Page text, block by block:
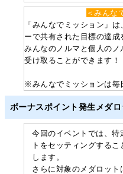
＜みんな
「みんなでミッション」
ーで共有された目標の達成
みんなのノルマと個人の
受け取ることができます！
※みんなでミッションは毎
ボーナスポイント発生メダ
今回のイベントでは、特
トをセッティングする
します。
さらに対象のメダロッ